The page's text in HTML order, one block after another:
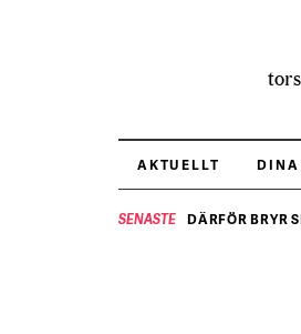
AKTUELLT DINA
SENASTE DÄRFÖR BRYR